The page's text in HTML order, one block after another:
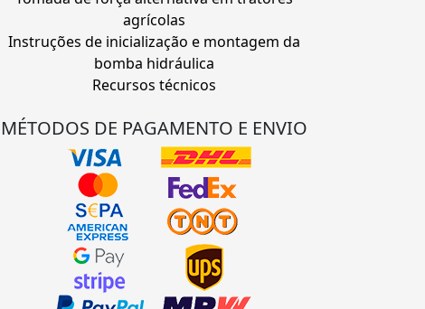
agrícolas
Instruções de inicialização e montagem da
bomba hidráulica
Recursos técnicos
MÉTODOS DE PAGAMENTO E ENVIO